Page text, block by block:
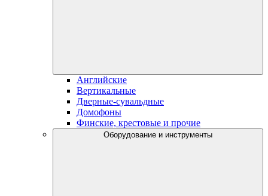
Английские
Вертикальные
Дверные-сувальдные
Домофоны
Финские, крестовые и прочие
Оборудование и инструменты